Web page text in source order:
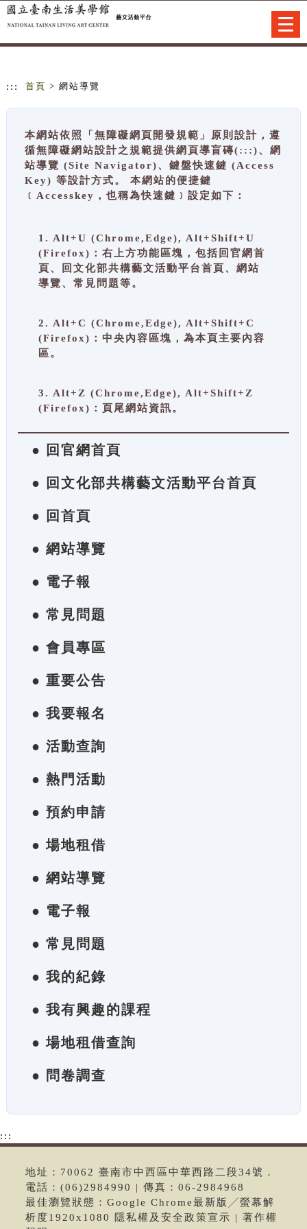
跳到主要內容
網站導覽
::: 首頁 > 網站導覽
本網站依照「無障礙網頁開發規範」原則設計，遵
循無障礙網站設計之規範提供網頁導盲磚(:::)、網
站導覽 (Site Navigator)、鍵盤快速鍵 (Access
Key) 等設計方式。 本網站的便捷鍵
﹝Accesskey，也稱為快速鍵﹞設定如下：
1. Alt+U (Chrome,Edge), Alt+Shift+U
(Firefox)：右上方功能區塊，包括回官網首
頁、回文化部共構藝文活動平台首頁、網站
導覽、常見問題等。
2. Alt+C (Chrome,Edge), Alt+Shift+C
(Firefox)：中央內容區塊，為本頁主要內容
區。
3. Alt+Z (Chrome,Edge), Alt+Shift+Z
(Firefox)：頁尾網站資訊。
● 回官網首頁
● 回文化部共構藝文活動平台首頁
● 回首頁
● 網站導覽
● 電子報
● 常見問題
● 會員專區
● 重要公告
● 我要報名
● 活動查詢
● 熱門活動
● 預約申請
● 場地租借
● 網站導覽
● 電子報
● 常見問題
● 我的紀錄
● 我有興趣的課程
● 場地租借查詢
● 問卷調查
:::
地址：70062 臺南市中西區中華西路二段34號．
電話：(06)2984990 | 傳真：06-2984968
最佳瀏覽狀態：Google Chrome最新版╱螢幕解
析度1920x1080 隱私權及安全政策宣示 | 著作權